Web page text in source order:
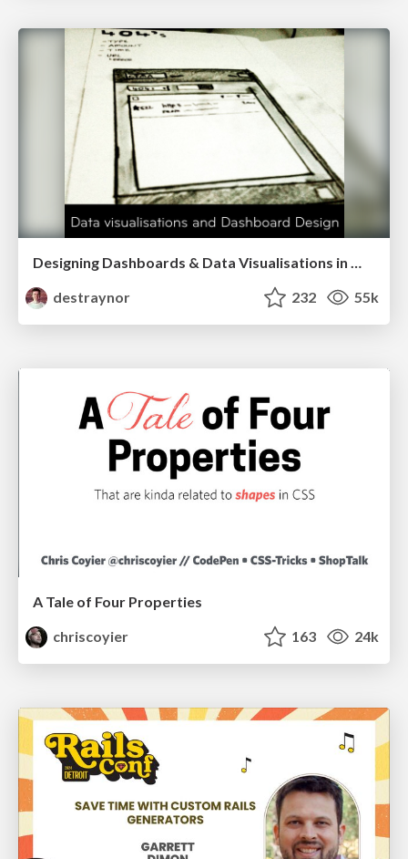
Designing Dashboards & Data Visualisations in Web Apps
destraynor
232 55k
A Tale of Four Properties
chriscoyier
163 24k